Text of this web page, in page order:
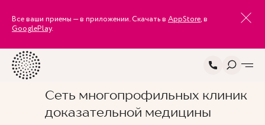
Все ваши приемы — в приложении. Скачать в AppStore, в
GooglePlay.
Сеть многопрофильных клиник
доказательной медицины